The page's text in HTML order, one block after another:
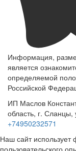
Информация,
является
определяемой
Российской
ИП Маслов
область, г.
+74950232571
Наш сайт
пользовательского